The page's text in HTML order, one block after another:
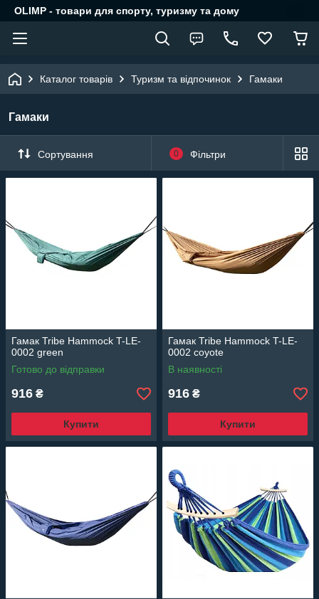
OLIMP - товари для спорту, туризму та дому
Каталог товарів Туризм та відпочинок Гамаки
Гамаки
Сортування 0 Фільтри
Гамак Tribe Hammock T-LE-
0002 green
Готово до відправки
916 ₴
Купити
Гамак Tribe Hammock T-LE-
0002 coyote
В наявності
916 ₴
Купити